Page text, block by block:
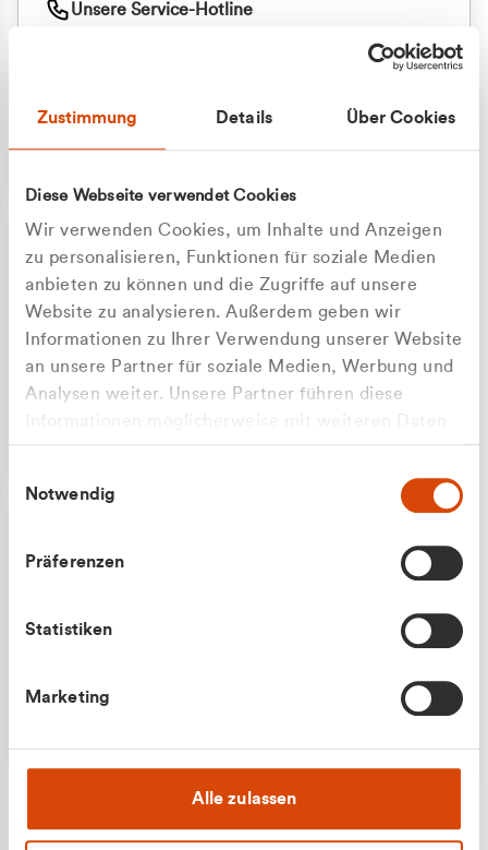
Zustimmung Details Über Cookies
Diese Webseite verwendet Cookies
Wir verwenden Cookies, um Inhalte und Anzeigen
zu personalisieren, Funktionen für soziale Medien
anbieten zu können und die Zugriffe auf unsere
Website zu analysieren. Außerdem geben wir
Informationen zu Ihrer Verwendung unserer Website
an unsere Partner für soziale Medien, Werbung und
Analysen weiter. Unsere Partner führen diese
gesammelt haben.
Notwendig
Präferenzen
Statistiken
Marketing
Alle zulassen
Unsere Service-Hotline
+49 177 8376058
Apilash Balanesan